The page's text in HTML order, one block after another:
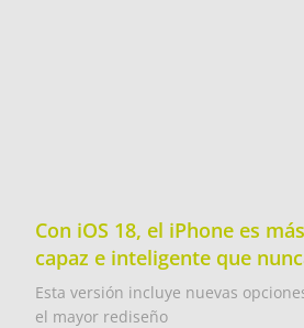
Con iOS 18, el iPhone es
capaz e inteligente que
Esta versión incluye nuevas
el mayor rediseño